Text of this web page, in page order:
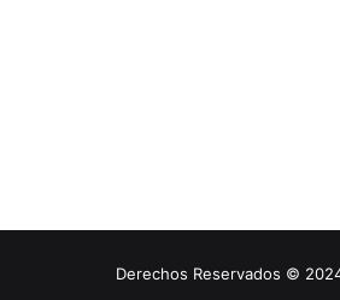
Derechos Reservados ©